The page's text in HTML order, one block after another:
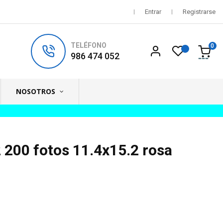
Entrar Registrarse
TELÉFONO
986 474 052
0
NOSOTROS
fotos 11.4x15.2 rosa